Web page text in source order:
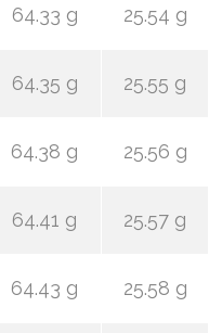
64.33 g 25.54 g
64.35 g 25.55 g
64.38 g 25.56 g
64.41 g 25.57 g
64.43 g 25.58 g